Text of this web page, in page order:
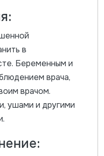
в
Беременным и
врача,
врачом.
ушами и другими